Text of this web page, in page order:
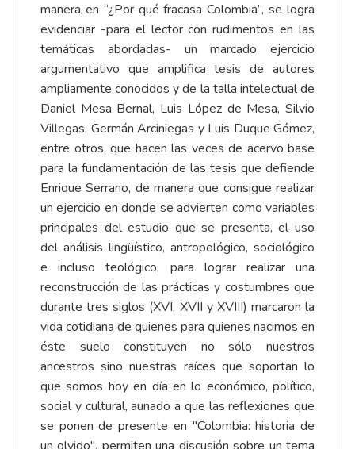
manera en “¿Por qué fracasa Colombia”, se logra
evidenciar -para el lector con rudimentos en las
temáticas abordadas- un marcado ejercicio
argumentativo que amplifica tesis de autores
ampliamente conocidos y de la talla intelectual de
Daniel Mesa Bernal, Luis López de Mesa, Silvio
Villegas, Germán Arciniegas y Luis Duque Gómez,
entre otros, que hacen las veces de acervo base
para la fundamentación de las tesis que defiende
Enrique Serrano, de manera que consigue realizar
un ejercicio en donde se advierten como variables
principales del estudio que se presenta, el uso
del análisis lingüístico, antropológico, sociológico
e incluso teológico, para lograr realizar una
reconstrucción de las prácticas y costumbres que
durante tres siglos (XVI, XVII y XVIII) marcaron la
vida cotidiana de quienes para quienes nacimos en
éste suelo constituyen no sólo nuestros
ancestros sino nuestras raíces que soportan lo
que somos hoy en día en lo económico, político,
social y cultural, aunado a que las reflexiones que
se ponen de presente en "Colombia: historia de